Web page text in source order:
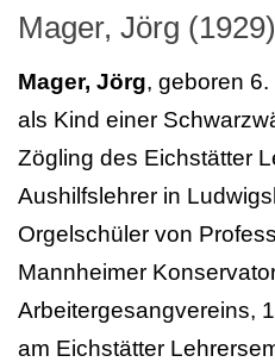
Mager, Jörg (1929)
Mager, Jörg, geboren
als Kind einer
Zögling des Eichstätter
Aushilfslehrer in
Orgelschüler von
Mannheimer
Arbeitergesangvereins,
am Eichstätter